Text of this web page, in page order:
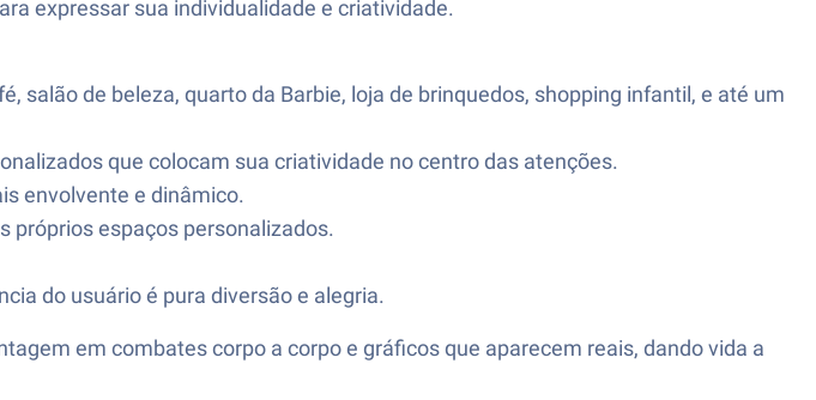
expressar sua individualidade e criatividade.
salão de beleza, quarto da Barbie, loja de brinquedos, shopping infantil, e até um
que colocam sua criatividade no centro das atenções.
envolvente e dinâmico.
próprios espaços personalizados.
do usuário é pura diversão e alegria.
em combates corpo a corpo e gráficos que aparecem reais, dando vida a